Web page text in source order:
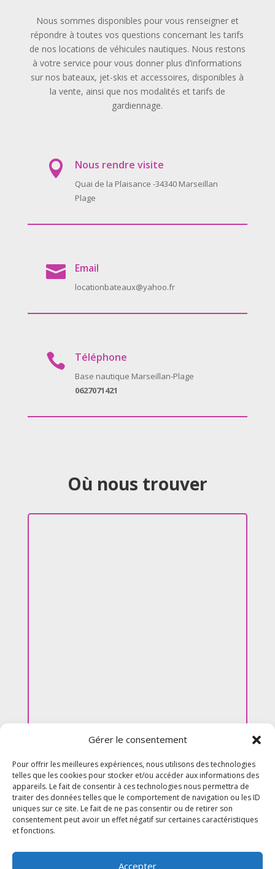
Gérer le consentement
Pour offrir les meilleures expériences, nous utilisons des technologies
telles que les cookies pour stocker et/ou accéder aux informations des
appareils. Le fait de consentir à ces technologies nous permettra de
traiter des données telles que le comportement de navigation ou les ID
uniques sur ce site. Le fait de ne pas consentir ou de retirer son
consentement peut avoir un effet négatif sur certaines caractéristiques
et fonctions.
Accepter
Nous sommes disponibles pour vous renseigner et
répondre à toutes vos questions concernant les tarifs
de nos locations de véhicules nautiques. Nous restons
à votre service pour vous donner plus d’informations
sur nos bateaux, jet-skis et accessoires, disponibles à
la vente, ainsi que nos modalités et tarifs de
gardiennage.
 Nous rendre visite
Quai de la Plaisance -34340 Marseillan
Plage
 Email
locationbateaux@yahoo.fr
 Téléphone
Base nautique Marseillan-Plage
0627071421
Où nous trouver